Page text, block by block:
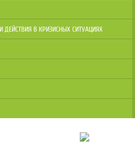
ДЕЙСТВИЯ В КРИЗИСНЫХ СИТУАЦИЯХ